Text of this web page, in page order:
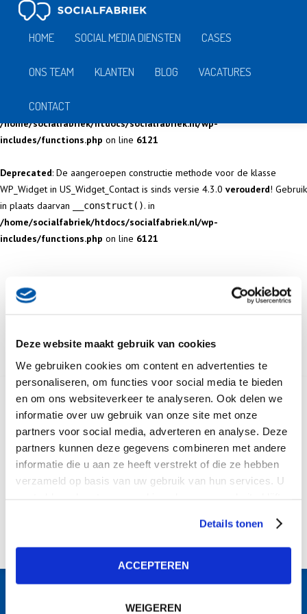
Deze website maakt gebruik van cookies
We gebruiken cookies om content en advertenties te
personaliseren, om functies voor social media te bieden
en om ons websiteverkeer te analyseren. Ook delen we
informatie over uw gebruik van onze site met onze
partners voor social media, adverteren en analyse. Deze
partners kunnen deze gegevens combineren met andere
informatie die u aan ze heeft verstrekt of die ze hebben
verzameld op basis van uw gebruik van hun services. U
Details tonen
ACCEPTEREN
WEIGEREN
Notice : Function _load_textdomain_just_in_time was called
Translation loading for thegambit-vc-parallax-bgdomain was
or theme running too early. Translations should be loaded at the
(This message was added in version 6.7.0.) in
/home/socialfabriek/htdocs/socialfabriek.nl/wp-
includes/functions.php on line 6121
Deprecated: De aangeroepen constructie methode voor de klasse
WP_Widget in US_Widget_Contact is sinds versie 4.3.0 verouderd! Gebruik
in plaats daarvan
__construct(). in
/home/socialfabriek/htdocs/socialfabriek.nl/wp-
includes/functions.php on line 6121
HOME SOCIAL MEDIA DIENSTEN CASES
ONS TEAM KLANTEN BLOG VACATURES
CONTACT